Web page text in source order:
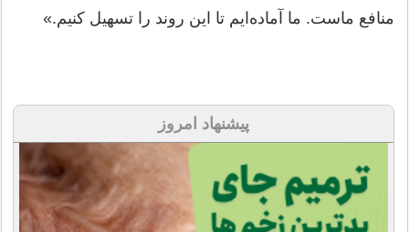
منافع ماست. ما آماده‌ایم تا این روند را تسهیل کنیم.»
پیشنهاد امروز